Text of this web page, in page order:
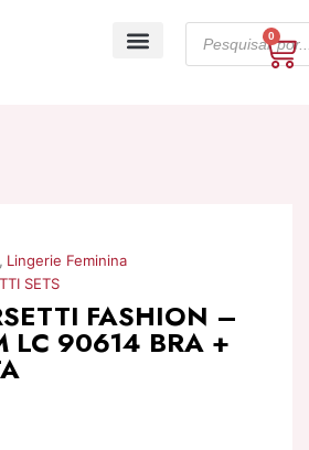
search
0
, Lingerie Feminina
SETS
FASHION –
LC 90614 BRA +